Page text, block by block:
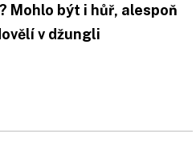
Mohlo být i hůř, alespoň
v džungli